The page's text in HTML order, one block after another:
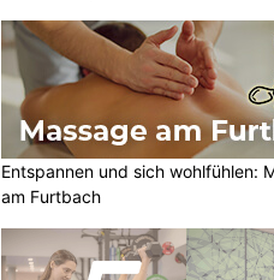
Entspannen und sich wohlfühlen:
am Furtbach